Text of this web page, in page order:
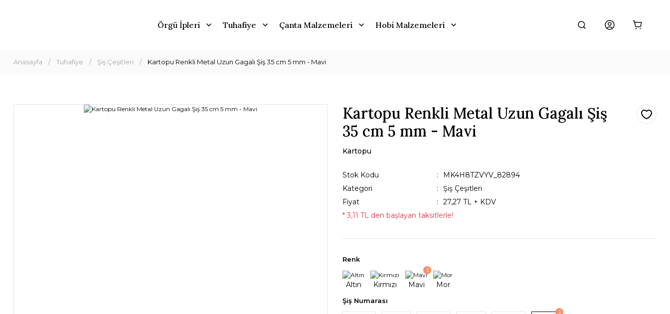
Örgü İpleri Tuhafiye Çanta Malzemeleri Hobi Malzemeleri
Anasayfa Tuhafiye Şiş Çeşitleri Kartopu Renkli Metal Uzun Gagalı Şiş 35 cm 5 mm - Mavi
Kartopu Renkli Metal Uzun Gagalı Şiş
35 cm 5 mm - Mavi
Kartopu
Stok Kodu
MK4H8TZVYV_82894
Kategori
Şiş Çeşitleri
Fiyat
27,27 TL + KDV
* 3,11 TL den başlayan taksitlerle!
Renk
Şiş Numarası